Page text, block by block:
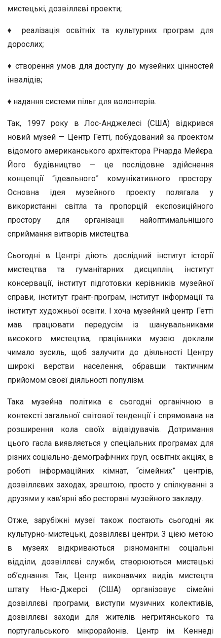
мистецькі, дозвіллєві проекти;
♦ реалізація освітніх та культурних програм для
дорослих;
♦ створення умов для доступу до музейних цінностей
інвалідів;
♦ надання системи пільг для волонтерів.
Так, 1997 року в Лос-Анджелесі (США) відкрився
новий музей — Центр Гетті, побудований за проектом
відомого американського архітектора Річарда Мейєра.
Його будівництво — це послідовне здійснення
концепції “ідеального” комунікативного простору.
Основна ідея музейного проекту полягала у
використанні світла та пропорцій експозиційного
простору для організації найоптимальнішого
сприймання витворів мистецтва.
Сьогодні в Центрі діють: дослідний інститут історії
мистецтва та гуманітарних дисциплін, інститут
консервації, інститут підготовки керівників музейної
справи, інститут грант-програм, інститут інформації та
інститут художньої освіти. І хоча музейний центр Гетті
мав працювати передусім із шанувальниками
високого мистецтва, працівники музею доклали
чимало зусиль, щоб залучити до діяльності Центру
широкі верстви населення, обравши тактичним
прийомом своєї діяльності популізм.
Така музейна політика є сьогодні органічною в
контексті загальної світової тенденції і спрямована на
розширення кола своїх відвідувачів. Дотримання
цього гасла виявляється у спеціальних програмах для
різних соціально-демографічних груп, освітніх акціях, в
роботі інформаційних кімнат, “сімейних” центрів,
дозвіллєвих заходах, зрештою, просто у спілкуванні з
друзями у кав’ярні або ресторані музейного закладу.
Отже, зарубіжні музеї також постають сьогодні як
культурно-мистецькі, дозвіллєві центри. З цією метою
в музеях відкриваються різноманітні соціальні
відділи, дозвіллєві служби, створюються мистецькі
об’єднання. Так, Центр виконавчих видів мистецтв
штату Нью-Джерсі (США) організовує сімейні
дозвіллєві програми, виступи музичних колективів,
дозвіллєві заходи для жителів негритянського та
португальського мікрорайонів. Центр ім. Кеннеді